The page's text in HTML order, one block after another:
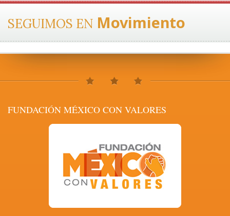
SEGUIMOS EN Movimiento
FUNDACIÓN MÉXICO CON VALORES